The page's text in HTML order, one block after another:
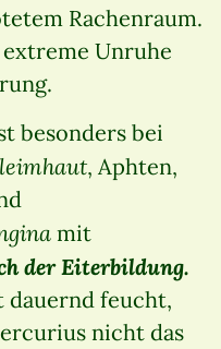
Rachenraum.
Unruhe
besonders bei
, Aphten,
mit
der Eiterbildung.
dauernd feucht,
nicht das